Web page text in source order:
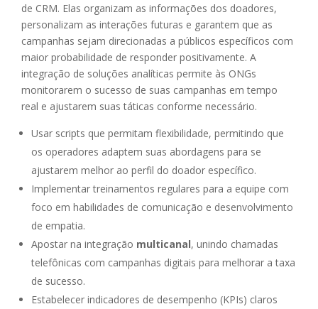
de CRM. Elas organizam as informações dos doadores,
personalizam as interações futuras e garantem que as
campanhas sejam direcionadas a públicos específicos com
maior probabilidade de responder positivamente. A
integração de soluções analíticas permite às ONGs
monitorarem o sucesso de suas campanhas em tempo
real e ajustarem suas táticas conforme necessário.
Usar scripts que permitam flexibilidade, permitindo que
os operadores adaptem suas abordagens para se
ajustarem melhor ao perfil do doador específico.
Implementar treinamentos regulares para a equipe com
foco em habilidades de comunicação e desenvolvimento
de empatia.
Apostar na integração multicanal, unindo chamadas
telefônicas com campanhas digitais para melhorar a taxa
de sucesso.
Estabelecer indicadores de desempenho (KPIs) claros